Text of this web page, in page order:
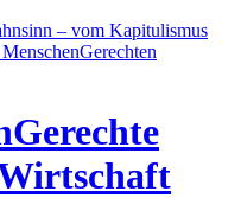
– vom Kapitulismus